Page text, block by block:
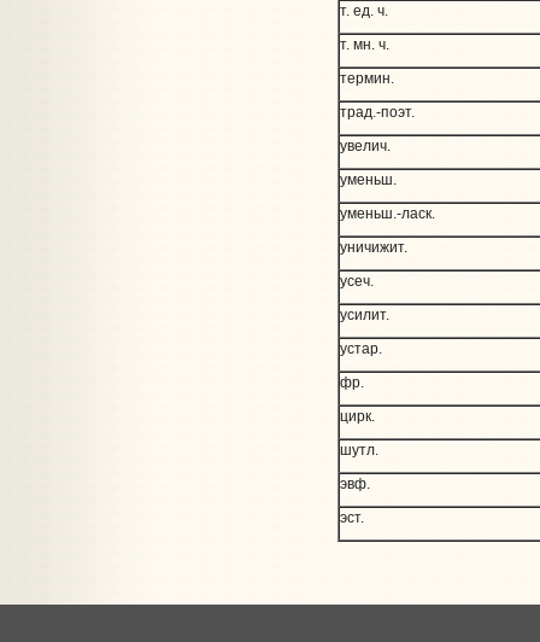
т. ед. ч.
т. мн. ч.
термин.
трад.-поэт.
увелич.
уменьш.
уменьш.-ласк.
уничижит.
усеч.
усилит.
устар.
фр.
цирк.
шутл.
эвф.
эст.